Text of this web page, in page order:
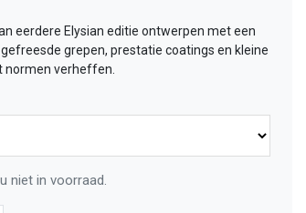
eerdere Elysian editie ontwerpen met een
grepen, prestatie coatings en kleine
normen verheffen.
niet in voorraad.